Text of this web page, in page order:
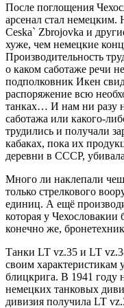
После поглощения
арсенал стал
Сeskа` Zbrojovka и
хуже, чем немецкие
Производительность
о каком саботаже речи
подполковник Икен
распоряжение всю
танках… И нам ни разу
саботажа или какого-
трудились и получали
кабаках, пока их
деревни в СССР,
Много ли наклепали
только стрелкового
единиц. А ещё
которая у
конечно же,
Танки LT vz.35 и LT
своим
блицкрига. В 1941 году
немецких танковых
дивизия получила LT